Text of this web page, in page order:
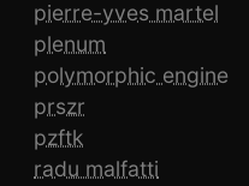
pierre-yves martel
plenum
polymorphic engine
prszr
pzftk
radu malfatti